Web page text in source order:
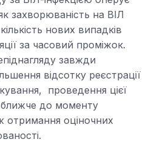
захворюваність на ВІЛ
нових випадків
за часовий проміжок.
завжди
відсотку реєстрації
проведення цієї
ближче до моменту
отримання оціночних